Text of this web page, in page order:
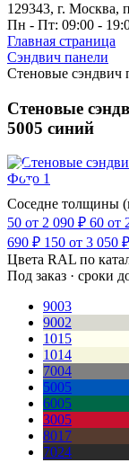
129343, г. Москва,
Пн - Пт: 09:00 -
Главная страница
Сэндвич панели
Стеновые
Стеновые
5005 синий
Соседне толщины
50 от 2 090 ₽ 60 от
690 ₽ 150 от 3 050 ₽
Цвета RAL по
Под заказ · сроки
9003
9002
1015
1014
7004
5005
6005
3005
8017
7024